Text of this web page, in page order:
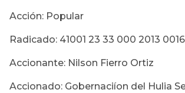
Acción: Popular
Radicado: 41001 23 33 000 2013
Accionante: Nilson Fierro Ortiz
Accionado: Gobernaciíon del Hulia